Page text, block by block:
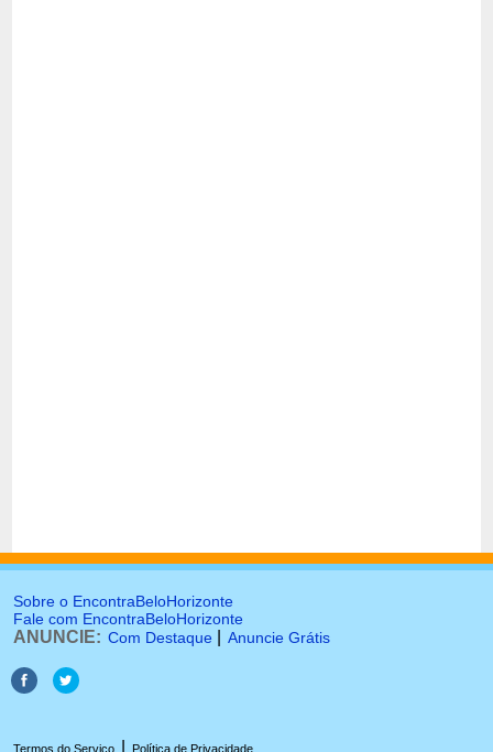
Sobre o EncontraBeloHorizonte
Fale com EncontraBeloHorizonte
ANUNCIE: Com Destaque Anuncie Grátis
Termos do Serviço Política de Privacidade